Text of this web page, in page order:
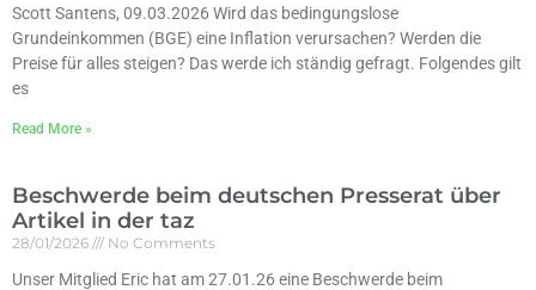
Scott Santens, 09.03.2026 Wird das bedingungslose
Grundeinkommen (BGE) eine Inflation verursachen? Werden die
Preise für alles steigen? Das werde ich ständig gefragt. Folgendes gilt
es
Read More »
Beschwerde beim deutschen Presserat über
Artikel in der taz
28/01/2026 No Comments
Unser Mitglied Eric hat am 27.01.26 eine Beschwerde beim